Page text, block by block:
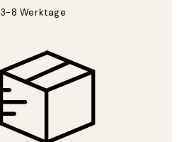
3-8 Werktage